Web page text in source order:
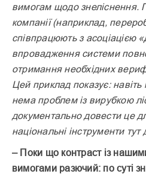
вимогам щодо знеліснення.
компанії (наприклад,
співпрацюють з асоціацією
впровадження системи
отримання необхідних
Цей приклад показує: навіть
нема проблем із вирубкою
документально довести це
національні інструменти
– Поки що контраст із
вимогами разючий: по суті